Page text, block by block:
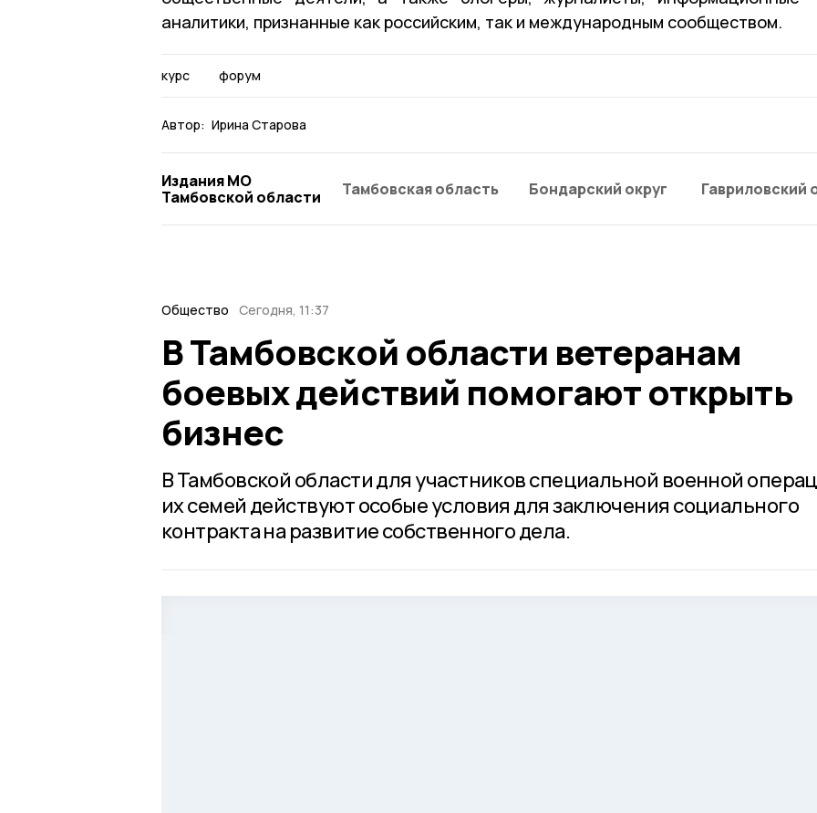
аналитики, признанные как российским, так и международным сообществом.
курс форум
Автор: Ирина Старова
Издания МО
Тамбовской области
Тамбовская область Бондарский округ Гавриловский
Общество Сегодня, 11:37
В Тамбовской области ветеранам
боевых действий помогают открыть
бизнес
В Тамбовской области для участников специальной военной
их семей действуют особые условия для заключения социального
контракта на развитие собственного дела.